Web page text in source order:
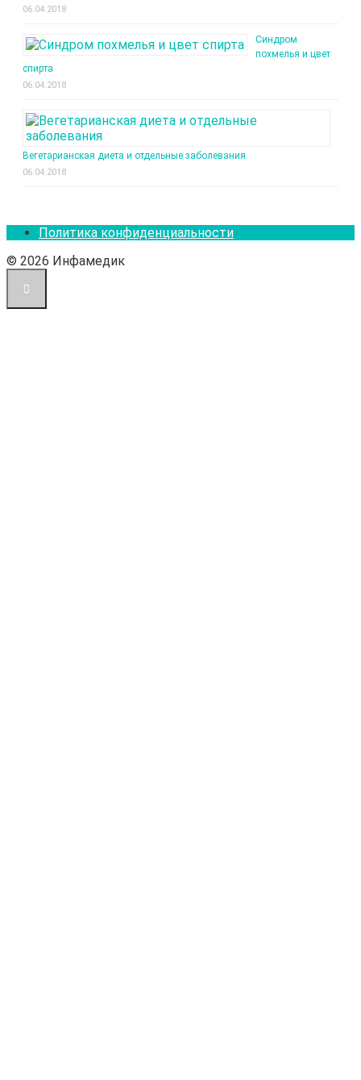
06.04.2018
Синдром
похмелья и цвет
спирта
06.04.2018
Вегетарианская диета и отдельные заболевания
06.04.2018
Политика конфиденциальности
© 2026 Инфамедик